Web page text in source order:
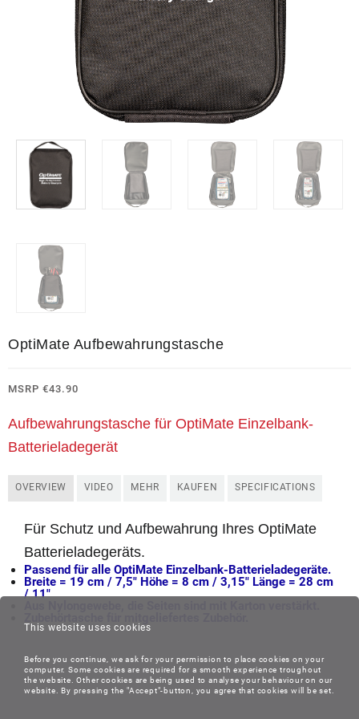
OptiMate Aufbewahrungstasche
MSRP €43.90
Aufbewahrungstasche für OptiMate Einzelbank-
Batterieladegerät
OVERVIEW VIDEO MEHR KAUFEN SPECIFICATIONS
Für Schutz und Aufbewahrung Ihres OptiMate
Batterieladegeräts.
Passend für alle OptiMate Einzelbank-Batterieladegeräte.
Breite = 19 cm / 7,5″ Höhe = 8 cm / 3,15″ Länge = 28 cm
/ 11″
This website uses cookies
Before you continue, we ask for your permission to place cookies on your
computer. Some cookies are required for a smooth experience troughout
the website. Other cookies are being used to analyse your behaviour on our
website. By pressing the "Accept"-button, you agree that cookies will be set.